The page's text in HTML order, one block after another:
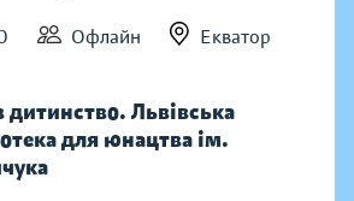
Офлайн Екватор
Львівська
для юнацтва ім.